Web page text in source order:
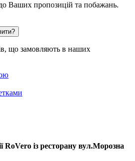
Ваших пропозицій та побажань.
що замовляють в наших
RoVero із ресторану вул.Морозна